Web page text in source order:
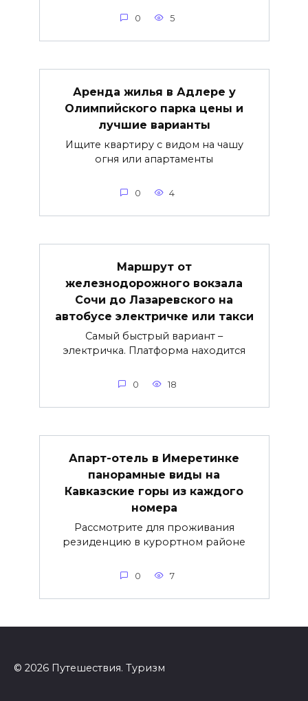
0 5
Аренда жилья в Адлере у
Олимпийского парка цены и
лучшие варианты
Ищите квартиру с видом на чашу
огня или апартаменты
0 4
Маршрут от
железнодорожного вокзала
Сочи до Лазаревского на
автобусе электричке или такси
Самый быстрый вариант –
электричка. Платформа находится
0 18
Апарт-отель в Имеретинке
панорамные виды на
Кавказские горы из каждого
номера
Рассмотрите для проживания
резиденцию в курортном районе
0 7
© 2026 Путешествия. Туризм